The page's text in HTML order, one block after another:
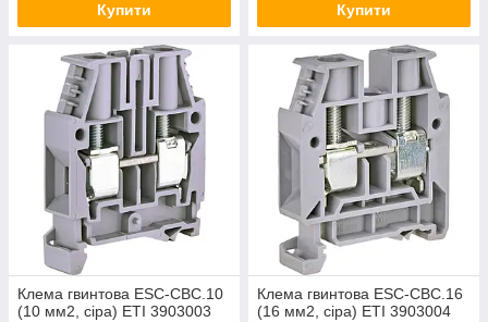
Купити Купити
Клема гвинтова ESC-CBC.10
(10 мм2, сіра) ETI 3903003
Клема гвинтова ESC-CBC.16
(16 мм2, сіра) ETI 3903004